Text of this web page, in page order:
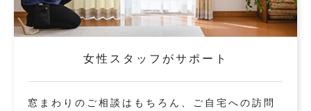
女性スタッフがサポート
窓まわりのご相談はもちろん、ご自宅への訪問